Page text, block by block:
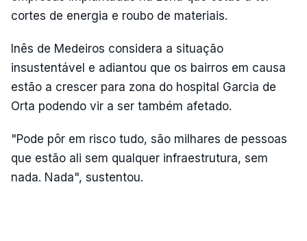
cortes de energia e roubo de materiais.
Inês de Medeiros considera a situação
insustentável e adiantou que os bairros em causa
estão a crescer para zona do hospital Garcia de
Orta podendo vir a ser também afetado.
"Pode pôr em risco tudo, são milhares de pessoas
que estão ali sem qualquer infraestrutura, sem
nada. Nada", sustentou.